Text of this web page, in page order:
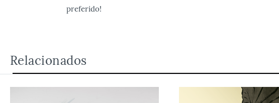
preferido!
Relacionados